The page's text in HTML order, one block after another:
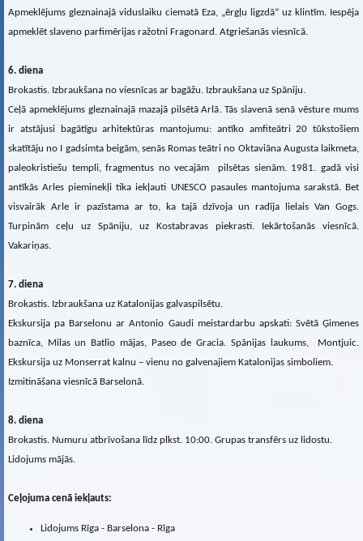
Apmeklējums gleznainajā viduslaiku ciematā Eza, „ērgļu ligzdā” uz klintīm. Iespēja
apmeklēt slaveno parfimērijas ražotni Fragonard. Atgriešanās viesnīcā.
6. diena
Brokastis. Izbraukšana no viesnīcas ar bagāžu. Izbraukšana uz Spāniju.
Ceļā apmeklējums gleznainajā mazajā pilsētā Arlā. Tās slavenā senā vēsture mums
ir atstājusi bagātīgu arhitektūras mantojumu: antīko amfiteātri 20 tūkstošiem
skatītāju no I gadsimta beigām, senās Romas teātri no Oktaviāna Augusta laikmeta,
paleokristiešu templi, fragmentus no vecajām pilsētas sienām. 1981. gadā visi
antīkās Arles pieminekļi tika iekļauti UNESCO pasaules mantojuma sarakstā. Bet
visvairāk Arle ir pazīstama ar to, ka tajā dzīvoja un radīja lielais Van Gogs.
Turpinām ceļu uz Spāniju, uz Kostabravas piekrasti. Iekārtošanās viesnīcā.
Vakariņas.
7. diena
Brokastis. Izbraukšana uz Katalonijas galvaspilsētu.
Ekskursija pa Barselonu ar Antonio Gaudi meistardarbu apskati: Svētā Ģimenes
baznīca, Milas un Batlio mājas, Paseo de Gracia. Spānijas laukums, Montjuic.
Ekskursija uz Monserrat kalnu – vienu no galvenajiem Katalonijas simboliem.
Izmitināšana viesnīcā Barselonā.
8. diena
Brokastis. Numuru atbrīvošana līdz plkst. 10:00. Grupas transfērs uz lidostu.
Lidojums mājās.
Ceļojuma cenā iekļauts:
Lidojums Rīga - Barselona - Rīga